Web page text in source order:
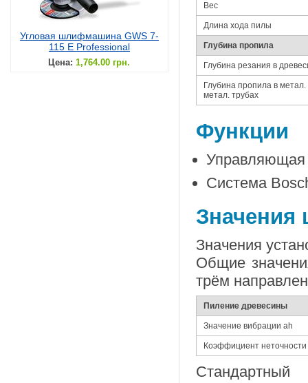
Угловая шлифмашина GWS 7-
115 E Professional
Цена: 1,764.00 грн.
Вес
Длина хода пилы
Глубина пропила
Глубина резания в
Глубина пропила в
метал. трубах
Функции
Управляющая
Система
Значения
Значения
Общие
трём
Пиление древесины
Значение вибрации ah
Коэффициент неточности
Стандартный